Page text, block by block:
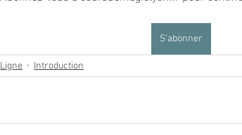
S'abonner
Introduction